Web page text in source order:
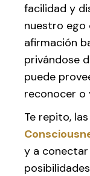
facilidad y
nuestro ego
afirmación
privándose
puede
reconocer o
Te repito,
y a